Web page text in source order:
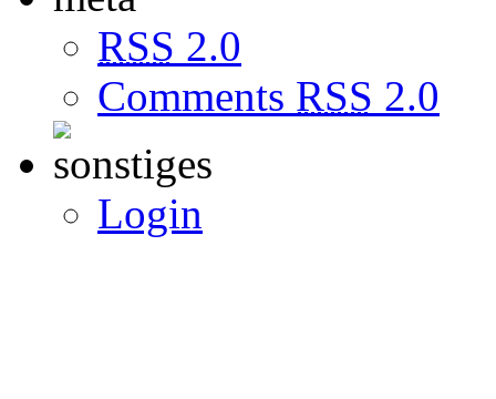
RSS 2.0
Comments RSS 2.0
Login